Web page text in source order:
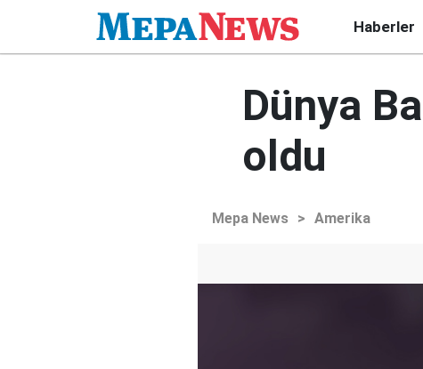
Haberler
Dünya
oldu
Mepa News > Amerika